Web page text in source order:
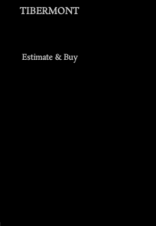
TIBERMONT
Estimate & Buy